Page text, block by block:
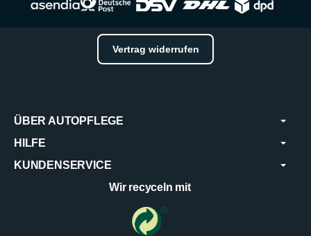
Vertrag widerrufen
ÜBER AUTOPFLEGE
HILFE
KUNDENSERVICE
Wir recyceln mit